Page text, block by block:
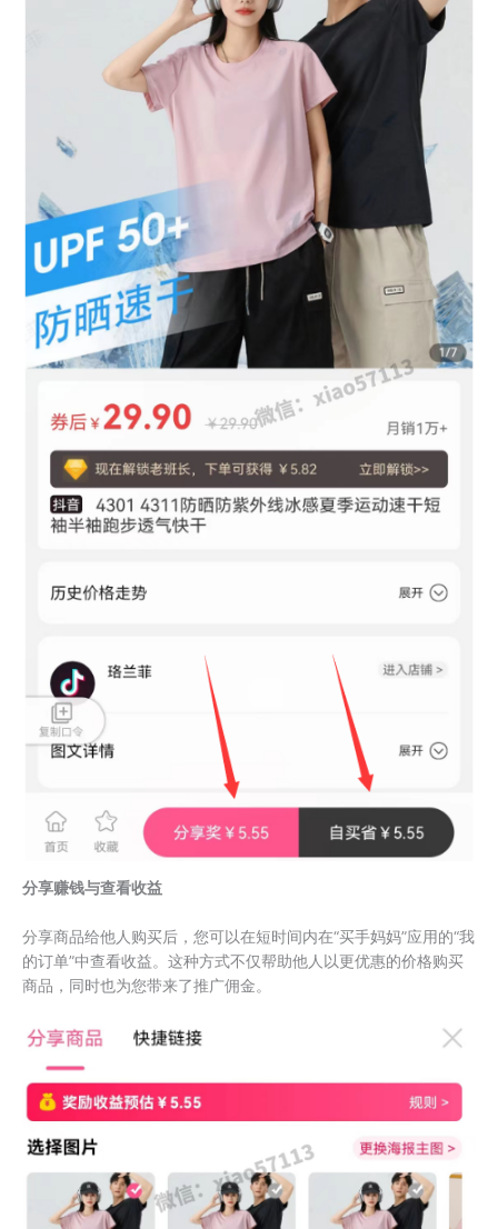
分享赚钱与查看收益
分享商品给他人购买后，您可以在短时间内在“买手妈妈”应用的“我
的订单”中查看收益。这种方式不仅帮助他人以更优惠的价格购买
商品，同时也为您带来了推广佣金。